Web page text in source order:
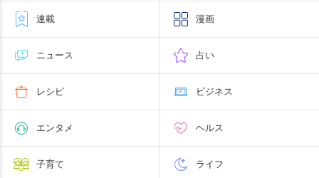
連載 漫画
ニュース 占い
レシピ ビジネス
エンタメ ヘルス
子育て ライフ